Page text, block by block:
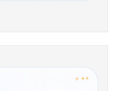
✦ ✦✦